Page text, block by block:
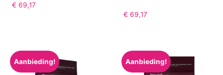
€ 69,17
€ 69,17
Aanbieding! Aanbieding!